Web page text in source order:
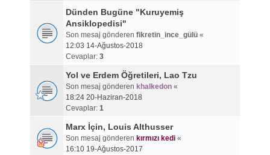
Dünden Bugüne "Kuruyemiş
Ansiklopedisi"
Son mesaj gönderen fikretin_ince_gülü«
12:03 14-Ağustos-2018
Cevaplar: 3
Yol ve Erdem Öğretileri, Lao Tzu
Son mesaj gönderen khalkedon«
18:24 20-Haziran-2018
Cevaplar: 1
Marx İçin, Louis Althusser
Son mesaj gönderen kırmızı kedi«
16:10 19-Ağustos-2017